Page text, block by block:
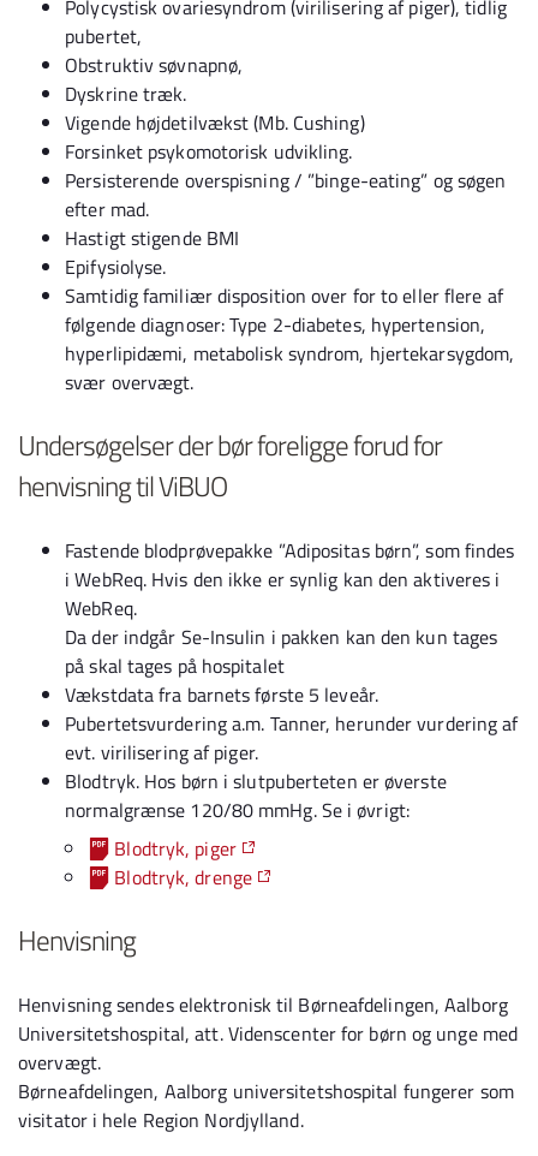
Polycystisk ovariesyndrom (virilisering af piger), tidlig
pubertet,
Obstruktiv søvnapnø,
Dyskrine træk.
Vigende højdetilvækst (Mb. Cushing)
Forsinket psykomotorisk udvikling.
Persisterende overspisning / ”binge-eating” og søgen
efter mad.
Hastigt stigende BMI
Epifysiolyse.
Samtidig familiær disposition over for to eller flere af
følgende diagnoser: Type 2-diabetes, hypertension,
hyperlipidæmi, metabolisk syndrom, hjertekarsygdom,
svær overvægt.
Undersøgelser der bør foreligge forud for
henvisning til ViBUO
Fastende blodprøvepakke ”Adipositas børn”, som findes
i WebReq. Hvis den ikke er synlig kan den aktiveres i
WebReq.
Da der indgår Se-Insulin i pakken kan den kun tages
på skal tages på hospitalet
Vækstdata fra barnets første 5 leveår.
Pubertetsvurdering a.m. Tanner, herunder vurdering af
evt. virilisering af piger.
Blodtryk. Hos børn i slutpuberteten er øverste
normalgrænse 120/80 mmHg. Se i øvrigt:
Blodtryk, piger
Blodtryk, drenge
Henvisning
Henvisning sendes elektronisk til Børneafdelingen, Aalborg
Universitetshospital, att. Videnscenter for børn og unge med
overvægt.
Børneafdelingen, Aalborg universitetshospital fungerer som
visitator i hele Region Nordjylland.